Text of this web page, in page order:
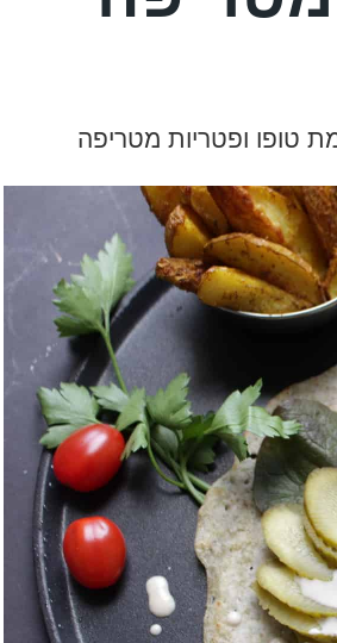
טופו ופטריות מטריפה